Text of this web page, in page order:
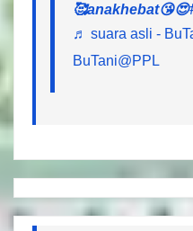
🥰anakhebat😘😍
♬ suara asli -
BuTani@PPL